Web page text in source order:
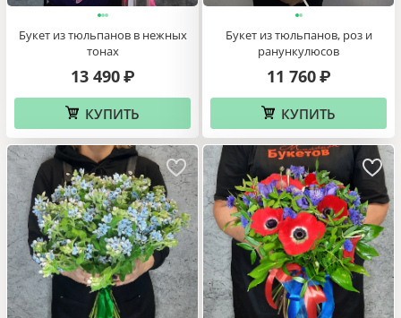
Букет из тюльпанов в нежных
тонах
13 490 ₽
КУПИТЬ
Букет из тюльпанов, роз и
ранункулюсов
11 760 ₽
КУПИТЬ